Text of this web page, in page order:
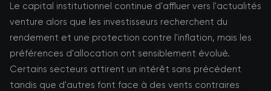
Le capital institutionnel continue d'affluer vers l'actualités
venture alors que les investisseurs recherchent du
rendement et une protection contre l'inflation, mais les
préférences d'allocation ont sensiblement évolué.
Certains secteurs attirent un intérêt sans précédent
tandis que d'autres font face à des vents contraires